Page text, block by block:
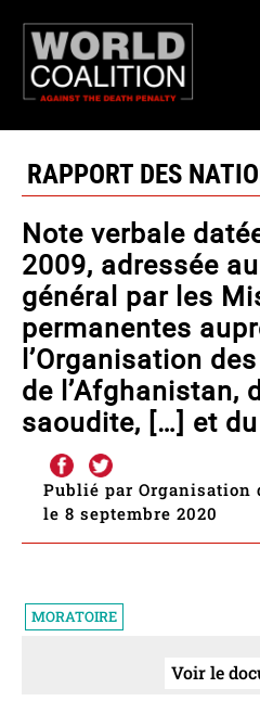
RAPPORT DES
Note verbale
2009, adressée
général par les
permanentes
l’Organisation
de l’Afghanistan,
saoudite, […] et
Publié par Organisation
le 8 septembre 2020
MORATOIRE
Voir le